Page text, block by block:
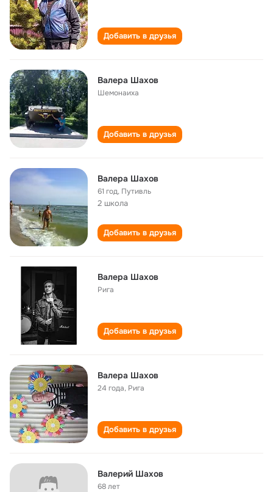
Добавить в друзья
Валера Шахов
Шемонаиха
Добавить в друзья
Валера Шахов
61 год, Путивль
2 школа
Добавить в друзья
Валера Шахов
Рига
Добавить в друзья
Валера Шахов
24 года, Рига
Добавить в друзья
Валерий Шахов
68 лет